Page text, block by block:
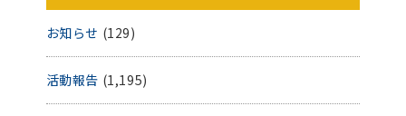
お知らせ (129)
活動報告 (1,195)